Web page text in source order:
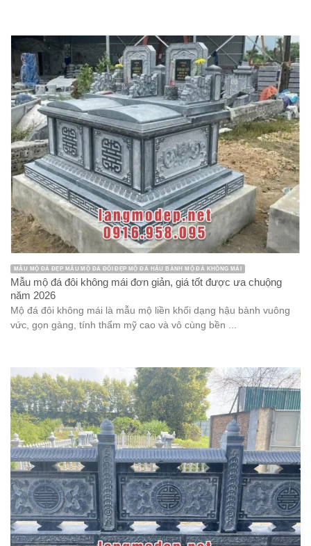
MẪU MỘ ĐÁ ĐẸP MẪU MỘ ĐÁ ĐÔI ĐẸP MỘ ĐÁ HẬU BÀNH MỘ ĐÁ KHÔNG MÁI
Mẫu mộ đá đôi không mái đơn giản, giá tốt được ưa chuộng
năm 2026
Mộ đá đôi không mái là mẫu mộ liền khối dạng hậu bành vuông
vức, gọn gàng, tính thẩm mỹ cao và vô cùng bền ...